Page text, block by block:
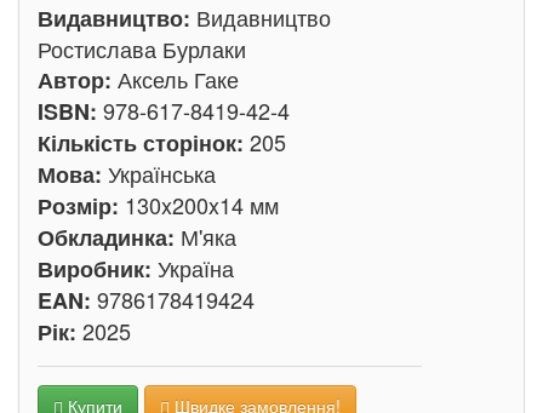
Видавництво: Видавництво
Ростислава Бурлаки
Автор: Аксель Гаке
ISBN: 978-617-8419-42-4
Кількість сторінок: 205
Мова: Українська
Розмір: 130x200x14 мм
Обкладинка: М'яка
Виробник: Україна
EAN: 9786178419424
Рік: 2025
Купити Швидке замовлення!